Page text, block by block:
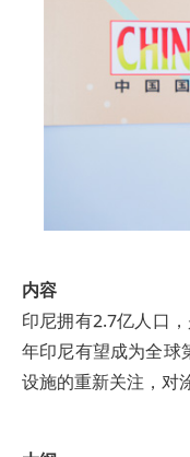
内容
印尼拥有2.7亿人口
年印尼有望成为全球
设施的重新关注，对